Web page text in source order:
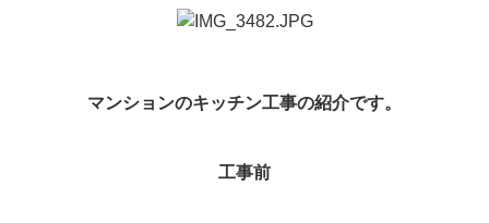
マンションのキッチン工事の紹介です。
工事前